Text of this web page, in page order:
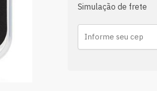
Simulação de frete